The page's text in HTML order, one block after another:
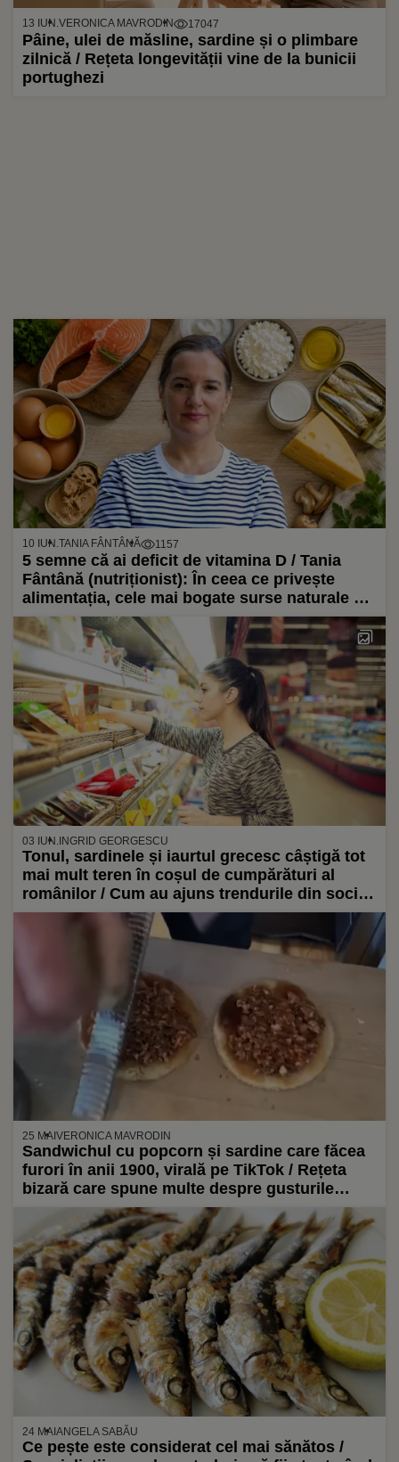
13 IUN. VERONICA MAVRODIN 17047
Pâine, ulei de măsline, sardine și o plimbare
zilnică / Rețeta longevității vine de la bunicii
portughezi
10 IUN. TANIA FÂNTÂNĂ 1157
5 semne că ai deficit de vitamina D / Tania
Fântână (nutriționist): În ceea ce privește
alimentația, cele mai bogate surse naturale de
vitamina D sunt uleiul din ficat de cod,
somonul, macroul, sardinele și gălbenușul de
ou
03 IUN. INGRID GEORGESCU
Tonul, sardinele și iaurtul grecesc câștigă tot
mai mult teren în coșul de cumpărături al
românilor / Cum au ajuns trendurile din social
media să se transforme în alegeri la raft
25 MAI VERONICA MAVRODIN
Sandwichul cu popcorn și sardine care făcea
furori în anii 1900, virală pe TikTok / Rețeta
bizară care spune multe despre gusturile
americanilor de atunci
24 MAI ANGELA SABĂU
Ce pește este considerat cel mai sănătos /